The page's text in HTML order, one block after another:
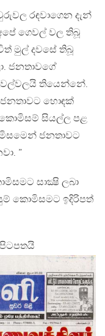
රඳවාගෙන දැන්
ගෙවල් වල තිබූ
මුල් දවසේ තිබූ
ජනතාවගේ
තියෙන්නේ.
ජනතාවට හොඳක්
සියල්ල පළ
ජනතාවට
”
සාක්‍ෂි ලබා
කොමිසමට ඉදිරිපත්